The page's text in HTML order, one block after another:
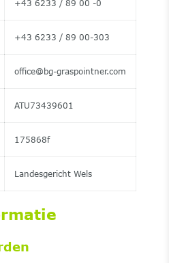
+43 6233 / 89 00 -0
+43 6233 / 89 00-303
office@bg-graspointner.com
ATU73439601
175868f
Landesgericht Wels